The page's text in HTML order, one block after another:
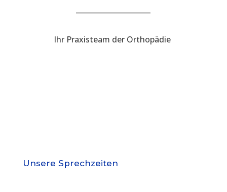
Ihr Praxisteam der Orthopädie
Unsere Sprechzeiten